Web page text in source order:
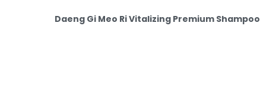
Daeng Gi Meo Ri Vitalizing Premium Shampoo